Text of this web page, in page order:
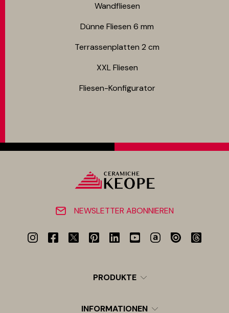
Wandfliesen
Dünne Fliesen 6 mm​
Terrassenplatten 2 cm
XXL Fliesen
Fliesen-Konfigurator
NEWSLETTER ABONNIEREN
PRODUKTE
INFORMATIONEN